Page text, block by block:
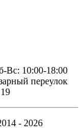
Вс: 10:00-18:00
переулок
- 2026